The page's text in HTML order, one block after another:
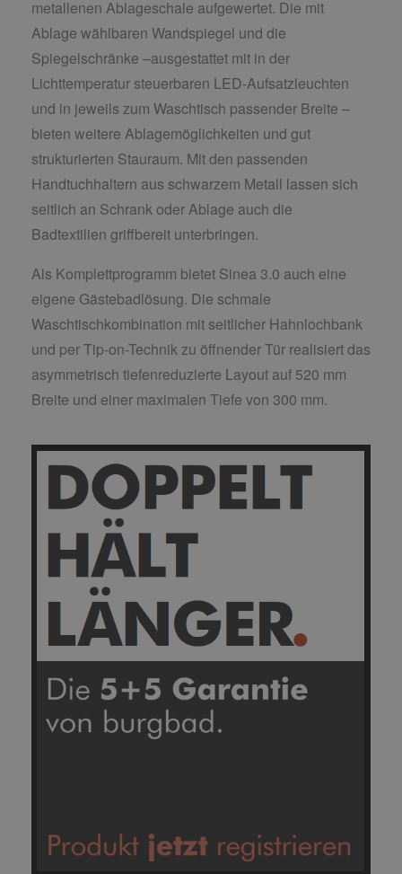
metallenen Ablageschale aufgewertet. Die mit
Ablage wählbaren Wandspiegel und die
Spiegelschränke –ausgestattet mit in der
Lichttemperatur steuerbaren LED-Aufsatzleuchten
und in jeweils zum Waschtisch passender Breite –
bieten weitere Ablagemöglichkeiten und gut
strukturierten Stauraum. Mit den passenden
Handtuchhaltern aus schwarzem Metall lassen sich
seitlich an Schrank oder Ablage auch die
Badtextilien griffbereit unterbringen.
Als Komplettprogramm bietet Sinea 3.0 auch eine
eigene Gästebadlösung. Die schmale
Waschtischkombination mit seitlicher Hahnlochbank
und per Tip-on-Technik zu öffnender Tür realisiert das
asymmetrisch tiefenreduzierte Layout auf 520 mm
Breite und einer maximalen Tiefe von 300 mm.